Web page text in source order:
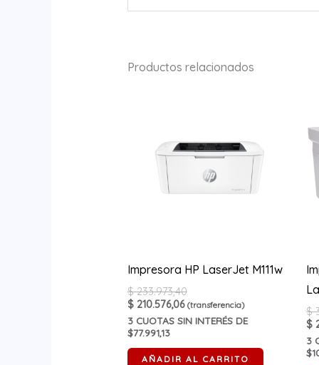
Productos relacionados
Impresora HP LaserJet M111w
$233.973,40
$210.576,06 (transferencia)
3CUOTAS SIN INTERÉS DE
$77.991,13
AÑADIR AL CARRITO
$
$
3